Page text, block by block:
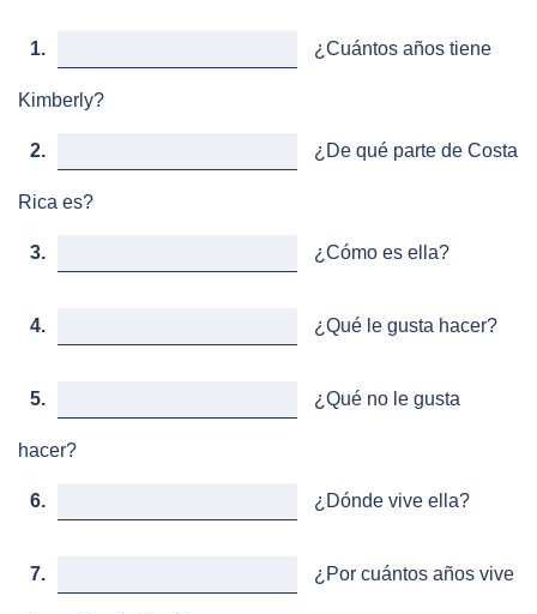
1. ¿Cuántos años tiene
Kimberly?
2. ¿De qué parte de Costa
Rica es?
3. ¿Cómo es ella?
4. ¿Qué le gusta hacer?
5. ¿Qué no le gusta
hacer?
6. ¿Dónde vive ella?
7. ¿Por cuántos años vive